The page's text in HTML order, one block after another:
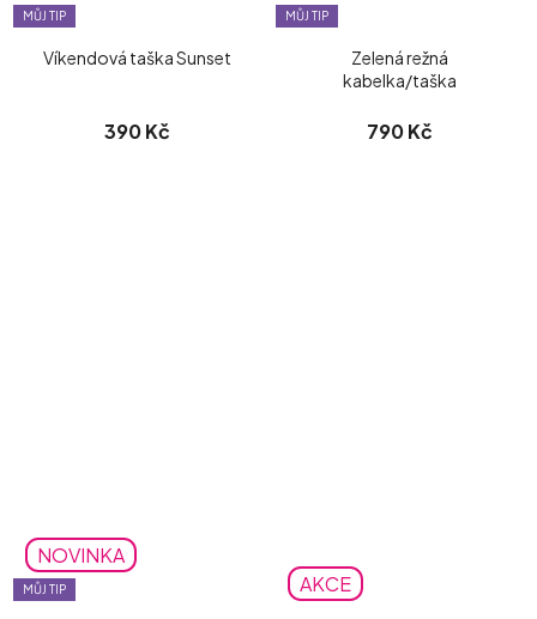
MŮJ TIP
Víkendová taška Sunset
390 Kč
MŮJ TIP
Zelená režná
kabelka/taška
790 Kč
NOVINKA
MŮJ TIP AKCE